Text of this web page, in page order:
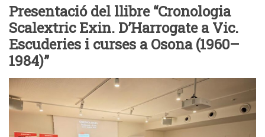
Presentació del llibre “Cronologia
Scalextric Exin. D’Harrogate a Vic.
Escuderies i curses a Osona (1960–
1984)”